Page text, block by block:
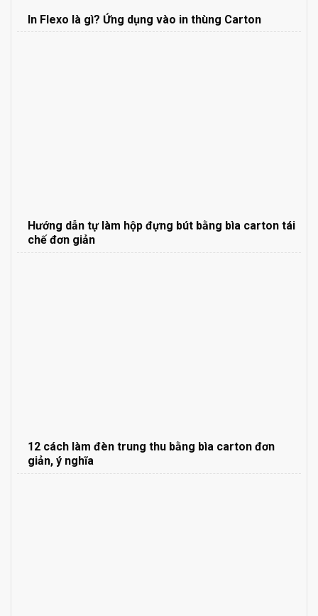
In Flexo là gì? Ứng dụng vào in thùng Carton
Hướng dẫn tự làm hộp đựng bút bằng bìa carton tái
chế đơn giản
12 cách làm đèn trung thu bằng bìa carton đơn
giản, ý nghĩa